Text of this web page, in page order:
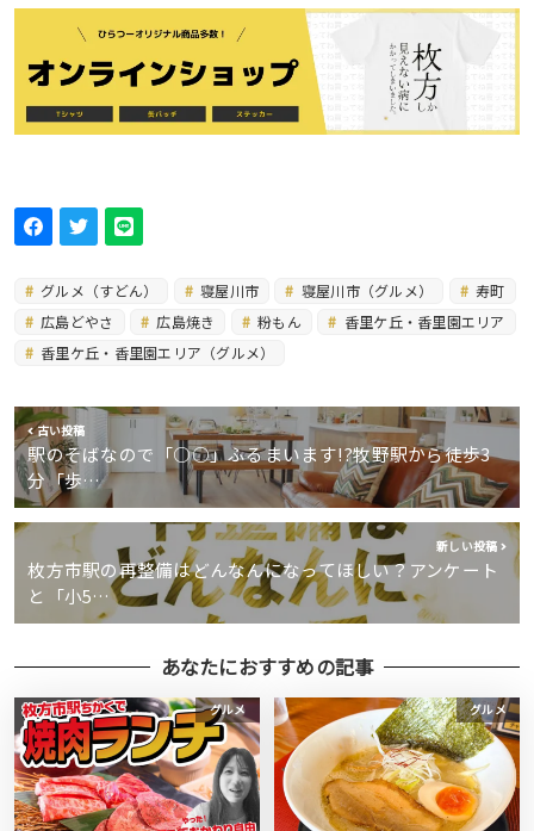
グルメ（すどん） 寝屋川市 寝屋川市（グルメ）
寿町
広島どやさ
広島焼き 粉もん
香里ケ丘・香里園エリア
香里ケ丘・香里園エリア（グルメ）
古い投稿
駅のそばなので「○○」ふるまいます!?牧野駅から徒歩3
分「歩…
新しい投稿
枚方市駅の再整備はどんなんになってほしい？アンケート
と「小5…
あなたにおすすめの記事
グルメ グルメ